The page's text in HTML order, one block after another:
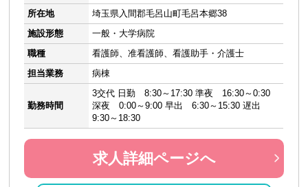
所在地
埼玉県入間郡毛呂山町毛呂本郷38
施設形態
一般・大学病院
職種
看護師、准看護師、看護助手・介護士
担当業務
病棟
勤務時間
3交代 日勤 8:30～17:30 準夜 16:30～0:30
深夜 0:00～9:00 早出 6:30～15:30 遅出
9:30～18:30
求人詳細ページへ